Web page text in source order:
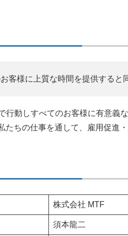
客様に上質な時間を提供すると
行動しすべてのお客様に有意義
たちの仕事を通して、雇用促進
株式会社 MTF
須本龍二